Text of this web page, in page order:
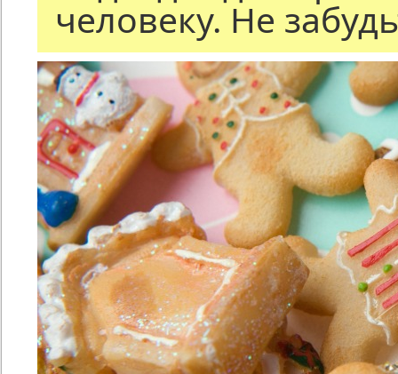
человеку. Не